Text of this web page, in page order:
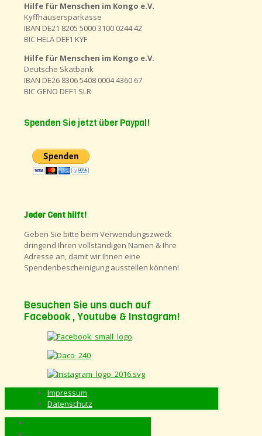
Hilfe für Menschen im Kongo e.V.
Kyffhäusersparkasse
IBAN DE21 8205 5000 3100 0244 42
BIC HELA DEF1 KYF
Hilfe für Menschen im Kongo e.V.
Deutsche Skatbank
IBAN DE26 8306 5408 0004 4360 67
BIC GENO DEF1 SLR
Spenden Sie jetzt über Paypal!
Jeder Cent hilft!
Geben Sie bitte beim Verwendungszweck
dringend Ihren vollständigen Namen & Ihre
Adresse an, damit wir Ihnen eine
Spendenbescheinigung ausstellen können!
Besuchen Sie uns auch auf
Facebook , Youtube & Instagram!
Impressum
Datenschutz